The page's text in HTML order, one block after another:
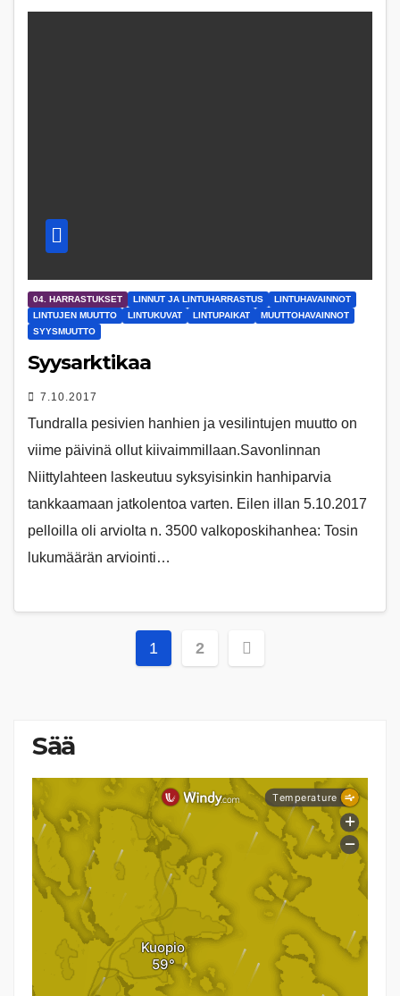
04. HARRASTUKSET LINNUT JA LINTUHARRASTUS
LINTUHAVAINNOT
LINTUJEN MUUTTO
LINTUKUVAT LINTUPAIKAT
MUUTTOHAVAINNOT
SYYSMUUTTO
Syysarktikaa
7.10.2017
Tundralla pesivien hanhien ja vesilintujen muutto on
viime päivinä ollut kiivaimmillaan.Savonlinnan
Niittylahteen laskeutuu syksyisinkin hanhiparvia
tankkaamaan jatkolentoa varten. Eilen illan 5.10.2017
pelloilla oli arviolta n. 3500 valkoposkihanhea: Tosin
lukumäärän arviointi…
Artikkelien
1 2
Sää